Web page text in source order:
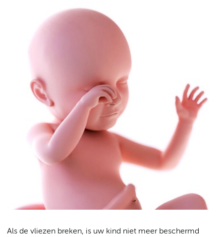
Als de vliezen breken, is uw kind niet meer beschermd